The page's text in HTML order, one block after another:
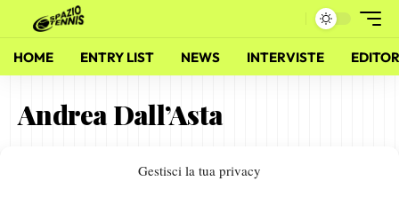
Gestisci la tua privacy
HOME ENTRY LIST NEWS INTERVISTE
Andrea Dall’Asta
RTTM, Il nuovo Team di Simone Ercoli